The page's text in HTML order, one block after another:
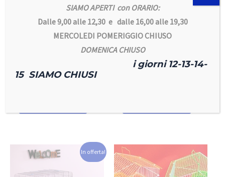
mantello
Contenitore per
In offerta!
SIAMO APERTI con ORARIO:
Dalle 9,00 alle 12,30 e dalle 16,00 alle 19,30
MERCOLEDI POMERIGGIO CHIUSO
DOMENICA CHIUSO
i giorni 12-13-14-
15 SIAMO CHIUSI